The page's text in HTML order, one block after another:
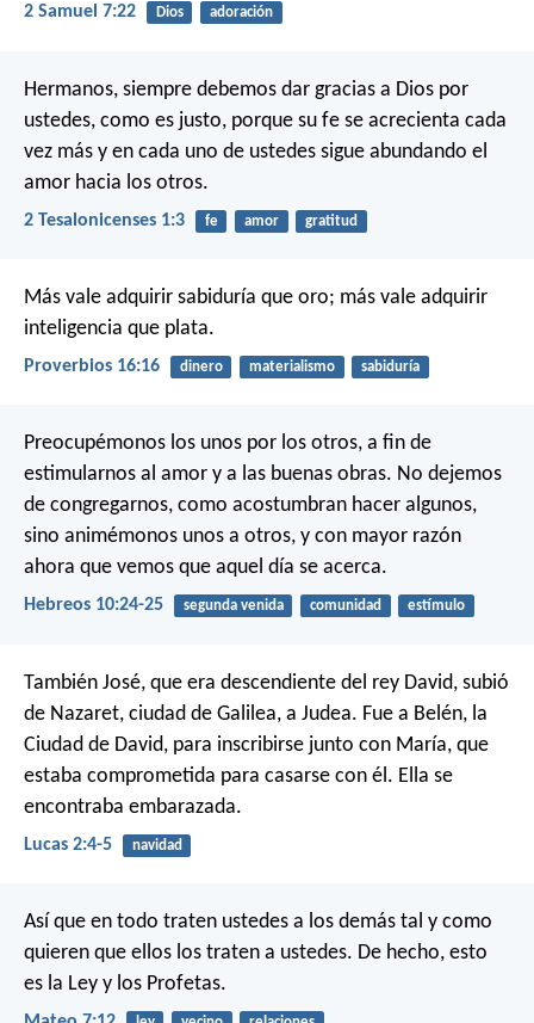
2 Samuel 7:22 Dios adoración
Hermanos, siempre debemos dar gracias a Dios por
ustedes, como es justo, porque su fe se acrecienta cada
vez más y en cada uno de ustedes sigue abundando el
amor hacia los otros.
2 Tesalonicenses 1:3 fe amor gratitud
Más vale adquirir sabiduría que oro; más vale adquirir
inteligencia que plata.
Proverbios 16:16 dinero materialismo sabiduría
Preocupémonos los unos por los otros, a fin de
estimularnos al amor y a las buenas obras. No dejemos
de congregarnos, como acostumbran hacer algunos,
sino animémonos unos a otros, y con mayor razón
ahora que vemos que aquel día se acerca.
Hebreos 10:24-25 segunda venida comunidad estímulo
También José, que era descendiente del rey David, subió
de Nazaret, ciudad de Galilea, a Judea. Fue a Belén, la
Ciudad de David, para inscribirse junto con María, que
estaba comprometida para casarse con él. Ella se
encontraba embarazada.
Lucas 2:4-5 navidad
Así que en todo traten ustedes a los demás tal y como
quieren que ellos los traten a ustedes. De hecho, esto
es la Ley y los Profetas.